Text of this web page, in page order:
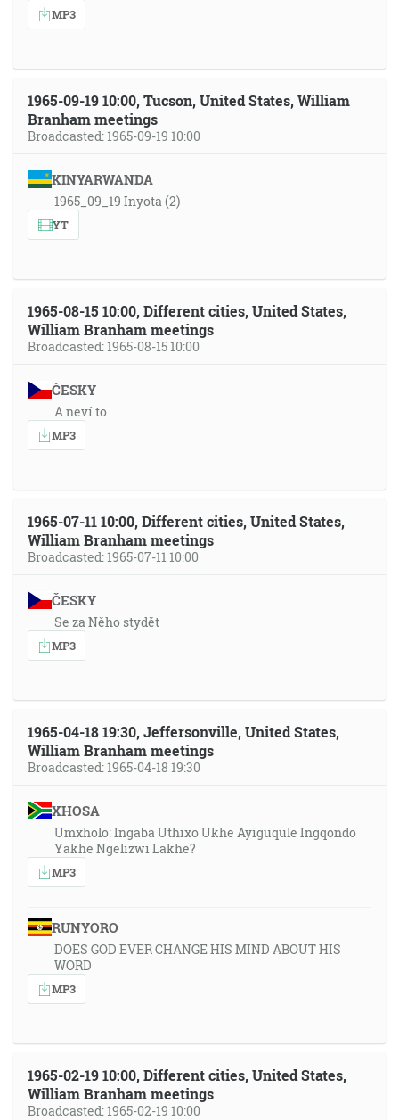
MP3
1965-09-19 10:00, Tucson, United States, William
Branham meetings
Broadcasted: 1965-09-19 10:00
KINYARWANDA
1965_09_19 Inyota (2)
YT
1965-08-15 10:00, Different cities, United States,
William Branham meetings
Broadcasted: 1965-08-15 10:00
ČESKY
A neví to
MP3
1965-07-11 10:00, Different cities, United States,
William Branham meetings
Broadcasted: 1965-07-11 10:00
ČESKY
Se za Něho stydět
MP3
1965-04-18 19:30, Jeffersonville, United States,
William Branham meetings
Broadcasted: 1965-04-18 19:30
XHOSA
Umxholo: Ingaba Uthixo Ukhe Ayiguqule Ingqondo
Yakhe Ngelizwi Lakhe?
MP3
RUNYORO
DOES GOD EVER CHANGE HIS MIND ABOUT HIS
WORD
MP3
1965-02-19 10:00, Different cities, United States,
William Branham meetings
Broadcasted: 1965-02-19 10:00